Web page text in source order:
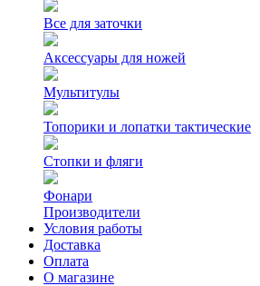
Все для заточки
Аксессуары для ножей
Мультитулы
Топорики и лопатки тактические
Стопки и фляги
Фонари
Производители
Условия работы
Доставка
Оплата
О магазине